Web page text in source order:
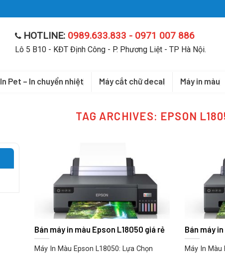
HOTLINE: 0989.633.833 - 0971 007 886
Lô 5 B10 - KĐT Định Công - P. Phương Liệt - TP Hà Nội.
In Pet – In chuyển nhiệt Máy cắt chữ decal Máy in màu
TAG ARCHIVES: EPSON
Bán máy in màu Epson L18050 giá rẻ
Máy In Màu Epson L18050: Lựa Chọn
Bán máy
Máy In Màu